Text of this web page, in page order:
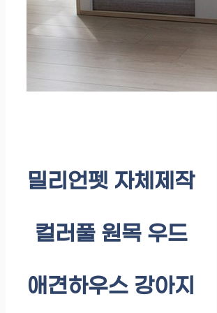
밀리언펫 자체제작
컬러풀 원목 우드
애견하우스 강아지